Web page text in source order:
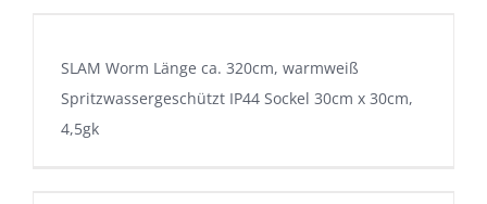
SLAM Worm Länge ca. 320cm, warmweiß
Spritzwassergeschützt IP44 Sockel 30cm x 30cm,
4,5gk